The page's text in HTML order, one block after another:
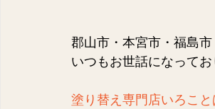
郡山市・本宮市・福島
いつもお世話になってお
塗り替え専門店いろこと